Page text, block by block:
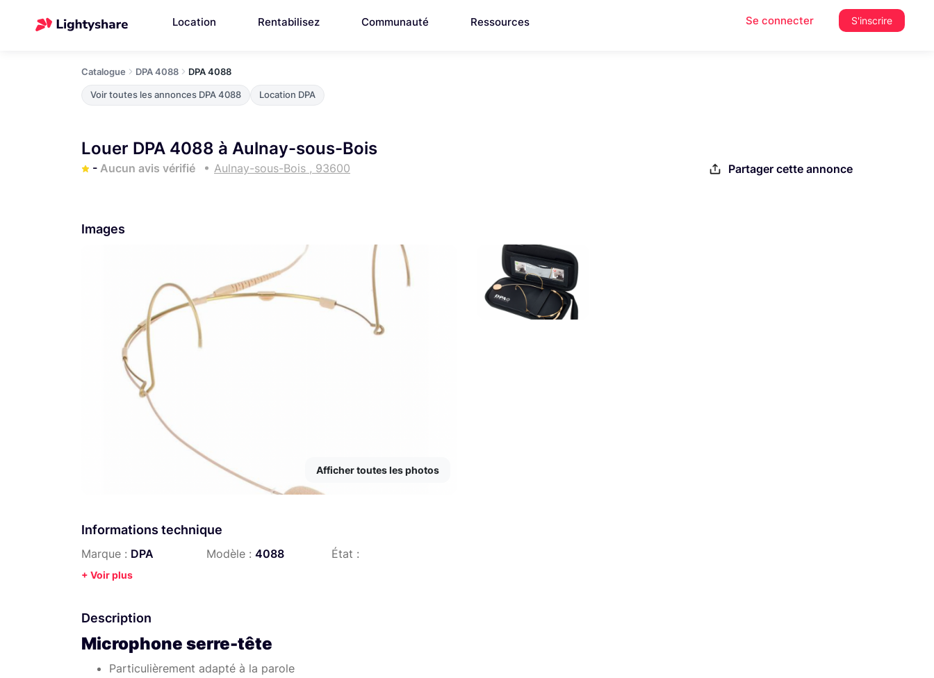
Location Rentabilisez Communauté Ressources Se connecter S'inscrire
Catalogue DPA 4088 DPA 4088
Voir toutes les annonces DPA 4088 Location DPA
Louer DPA 4088 à Aulnay-sous-Bois
- Aucun avis vérifié Aulnay-sous-Bois , 93600 Partager cette annonce
Images
Afficher toutes les photos
Informations technique
Marque : DPA Modèle : 4088 État :
+ Voir plus
Description
Microphone serre-tête
Particulièrement adapté à la parole